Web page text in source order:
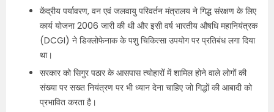
केंद्रीय पर्यावरण, वन एवं जलवायु परिवर्तन मंत्रालय ने गिद्ध संरक्षण के लिए
कार्य योजना 2006 जारी की थी और इसी वर्ष भारतीय औषधि महानियंत्रक
(DCGI) ने डिक्लोफेनाक के पशु चिकित्सा उपयोग पर प्रतिबंध लगा दिया
था।
सरकार को सिगुर पठार के आसपास त्योहारों में शामिल होने वाले लोगों की
संख्या पर सख्त नियंत्रण पर भी ध्यान देना चाहिए जो गिद्धों की आबादी को
प्रभावित करता है।